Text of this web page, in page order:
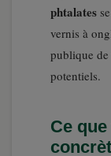
phtalates
vernis à
publique de
potentiels.
Ce